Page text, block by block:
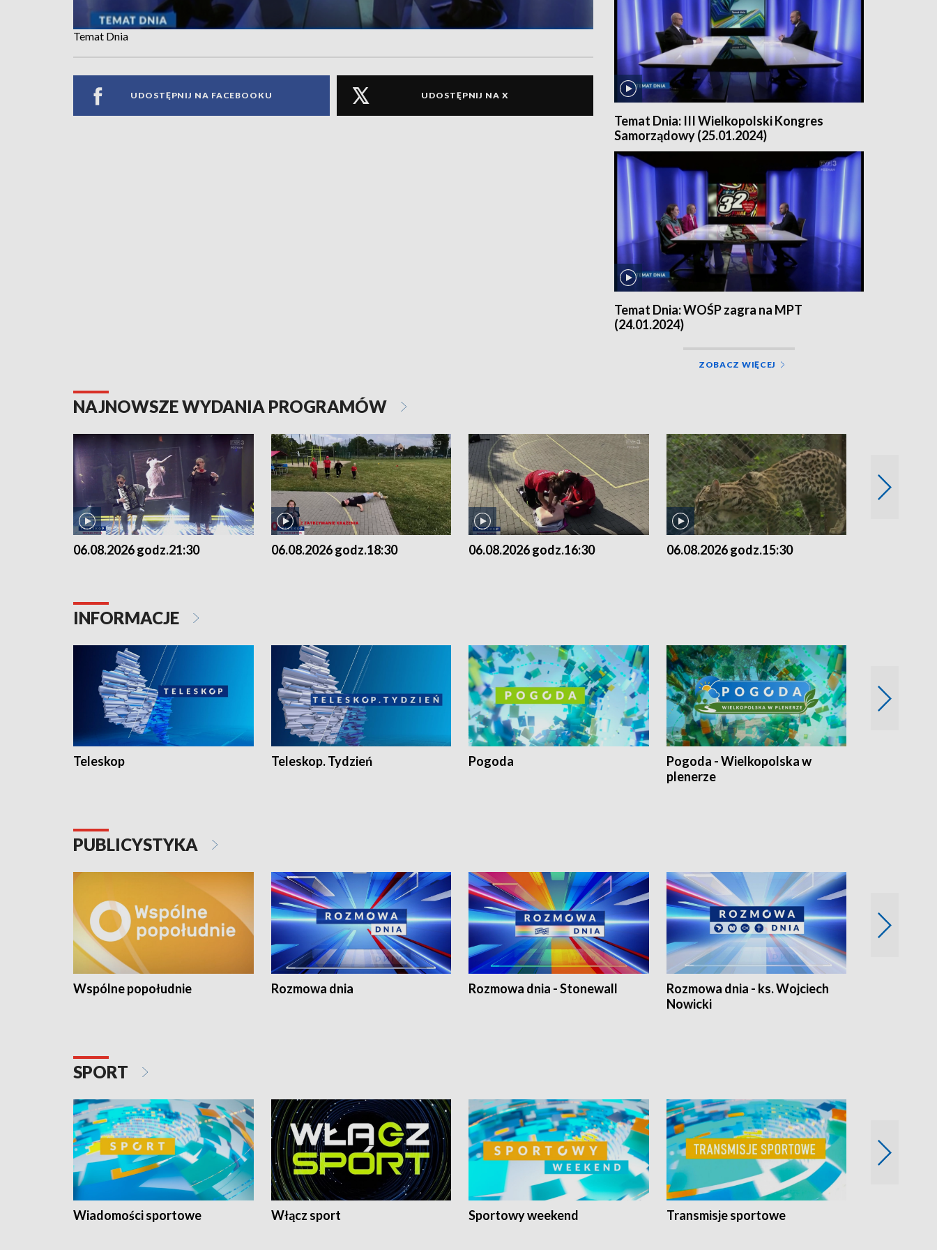
Temat Dnia
UDOSTĘPNIJ NA FACEBOOKU UDOSTĘPNIJ NA X
Temat Dnia: III Wielkopolski Kongres
Samorządowy (25.01.2024)
Temat Dnia: WOŚP zagra na MPT
(24.01.2024)
ZOBACZ WIĘCEJ
NAJNOWSZE WYDANIA PROGRAMÓW
06.08.2026 godz.21:30 06.08.2026 godz.18:30 06.08.2026 godz.16:30 06.08.2026 godz.15:30
INFORMACJE
Teleskop Teleskop. Tydzień Pogoda
Pogoda - Wielkopolska w
plenerze
PUBLICYSTYKA
Wspólne popołudnie Rozmowa dnia Rozmowa dnia - Stonewall
Rozmowa dnia - ks. Wojciech
Nowicki
SPORT
Wiadomości sportowe Włącz sport Sportowy weekend Transmisje sportowe